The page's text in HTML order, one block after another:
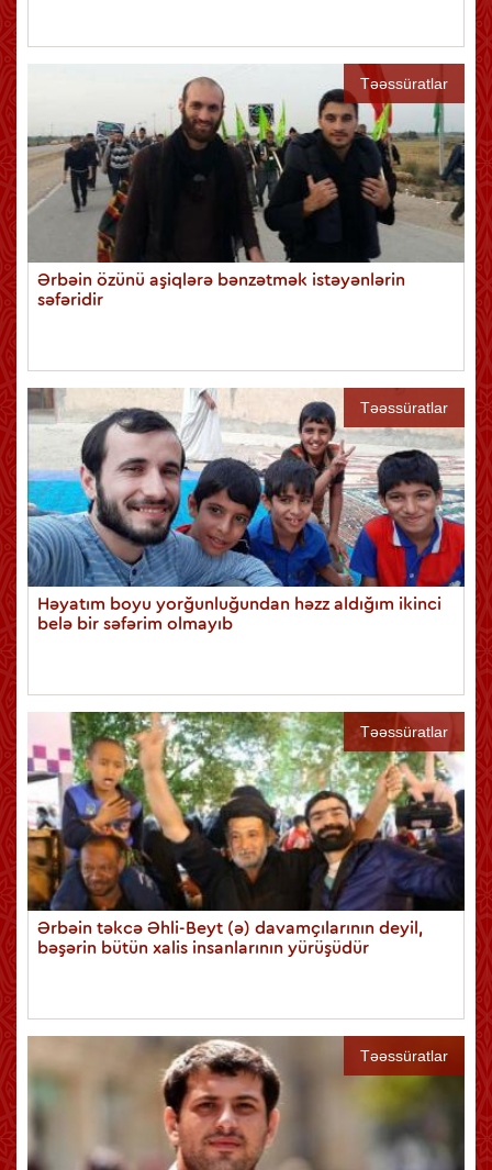
Təəssüratlar
Ərbəin özünü aşiqlərə bənzətmək istəyənlərin
səfəridir
Təəssüratlar
Həyatım boyu yorğunluğundan həzz aldığım ikinci
belə bir səfərim olmayıb
Təəssüratlar
Ərbəin təkcə Əhli-Beyt (ə) davamçılarının deyil,
bəşərin bütün xalis insanlarının yürüşüdür
Təəssüratlar